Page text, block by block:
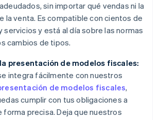
sin importar qué vendas ni la
la venta. Es compatible con cientos de
servicios y está al día sobre las normas
cambios de tipos.
presentación de modelos fiscales:
integra fácilmente con nuestros
de modelos fiscales,
cumplir con tus obligaciones a
forma precisa. Deja que nuestros